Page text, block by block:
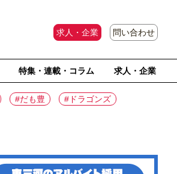
求人・企業 問い合わせ
特集・連載・コラム 求人・企業
#だも豊 #ドラゴンズ